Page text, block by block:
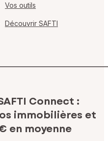
Vos outils
Découvrir SAFTI
Connect :
immobilières et
en moyenne